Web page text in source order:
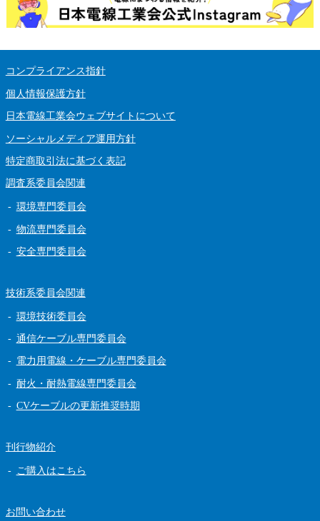
コンプライアンス指針
個人情報保護方針
日本電線工業会ウェブサイトについて
ソーシャルメディア運用方針
特定商取引法に基づく表記
調査系委員会関連
環境専門委員会
物流専門委員会
安全専門委員会
技術系委員会関連
環境技術委員会
通信ケーブル専門委員会
電力用電線・ケーブル専門委員会
耐火・耐熱電線専門委員会
CVケーブルの更新推奨時期
刊行物紹介
ご購入はこちら
お問い合わせ